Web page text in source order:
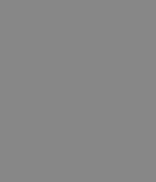
siano
qualsiasi
la versione
supporta
le preferenze di
È necessario